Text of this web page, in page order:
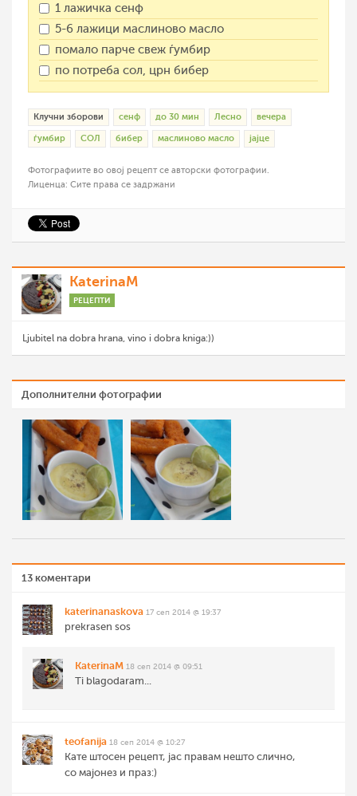
1 лажичка сенф
5-6 лажици маслиново масло
помало парче свеж ѓумбир
по потреба сол, црн бибер
Клучни зборови сенф до 30 мин Лесно вечера
ѓумбир СОЛ бибер маслиново масло јајце
Фотографиите во овој рецепт се авторски фотографии.
Лиценца: Сите права се задржани
KaterinaM
РЕЦЕПТИ
Ljubitel na dobra hrana, vino i dobra kniga:))
Дополнителни фотографии
13 коментари
katerinanaskova 17 сеп 2014 @ 19:37
prekrasen sos
KaterinaM 18 сеп 2014 @ 09:51
Ti blagodaram...
teofanija 18 сеп 2014 @ 10:27
Кате штосен рецепт, јас правам нешто слично,
со мајонез и праз:)